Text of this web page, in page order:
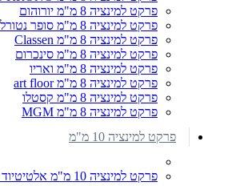
פרקט למינציה 8 מ"מ יורוהום
פרקט למינציה 8 מ"מ סופר נטורל
פרקט למינציה 8 מ"מ Classen
פרקט למינציה 8 מ"מ סינכרום
פרקט למינציה 8 מ"מ ואריו
פרקט למינציה 8 מ"מ art floor
פרקט למינציה 8 מ"מ קסטלו
פרקט למינציה 8 מ"מ MGM
פרקט למינציה 10 מ"מ
פרקט למינציה 10 מ"מ אלטיטיוד פלוס